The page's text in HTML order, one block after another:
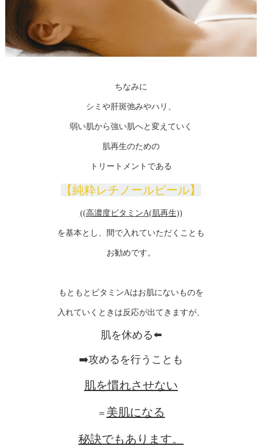
ちなみに
シミや肝斑弛みやハリ、
弱い肌から強い肌へと変えていく
肌再生のための
トリートメントである
【純粋レチノールピール】
((高濃度ビタミンA(肌再生))
を基本とし、間で入れていただくことも
お勧めです。
もともとビタミンAはお肌にないものを
入れていくときは反応が出てきますが、
肌を休める⬅️
➡️攻めるを行うことも
肌を慣れさせない
＝ 美肌になる
秘訣でもあります。